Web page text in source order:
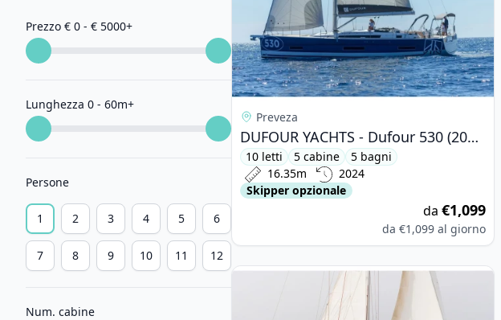
Prezzo € 0 - € 5000+
Lunghezza 0 - 60m+
Persone
1 2 3 4 5 6
7 8 9 10 11 12
Num. cabine
Preveza
DUFOUR YACHTS - Dufour 530 (2024)
10 letti 5 cabine
5 bagni
16.35m
2024
Skipper opzionale
da €1,099
da €1,099 al giorno
View details for JEanneau - Sun Odyssey 410